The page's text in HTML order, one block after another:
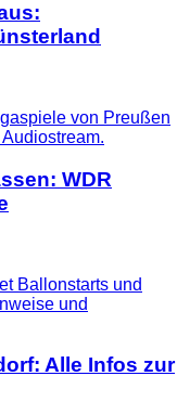
WDR
Alle Infos zur